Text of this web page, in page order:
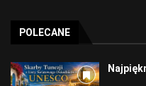
POLECANE